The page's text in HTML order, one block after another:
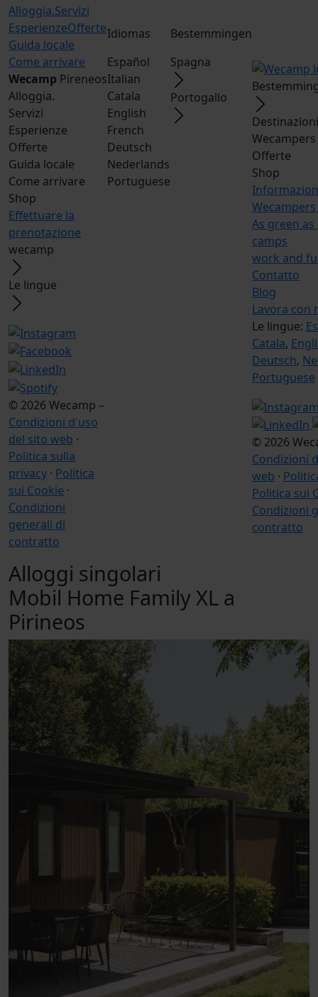
Alloggia.Servizi
EsperienzeOfferte
Guida locale
Come arrivare
Wecamp Pireneos
Alloggia.
Servizi
Esperienze
Offerte
Guida locale
Come arrivare
Shop
Effettuare la
prenotazione
wecamp
Le lingue
© 2026 Wecamp –
Condizioni d'uso
del sito web ·
Politica sulla
privacy · Politica
sui Cookie ·
Condizioni
generali di
contratto
Idiomas
Español
Italian
Catala
English
French
Deutsch
Nederlands
Portuguese
Bestemmingen
Spagna
Portogallo
Offerte
Shop
As green
camps
work and
Contatto
Blog
Lavora con
Le lingue:
Catala,
Deutsch,
Portuguese
© 2026
Condizioni
web ·
Politica sui
Condizioni
contratto
Alloggi singolari
Mobil Home Family XL a
Pirineos